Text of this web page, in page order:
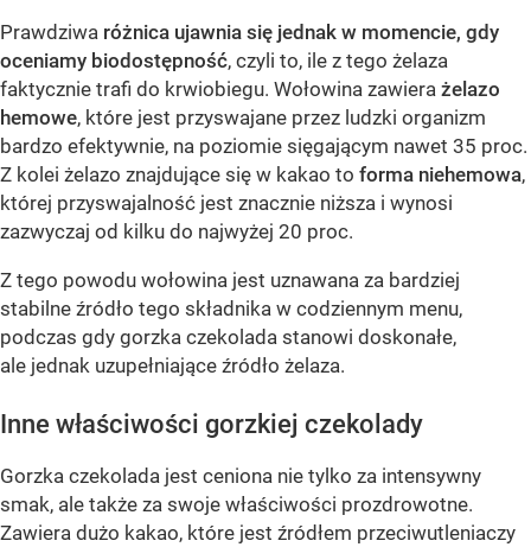
Prawdziwa różnica ujawnia się jednak w momencie, gdy
oceniamy biodostępność, czyli to, ile z tego żelaza
faktycznie trafi do krwiobiegu. Wołowina zawiera żelazo
hemowe, które jest przyswajane przez ludzki organizm
bardzo efektywnie, na poziomie sięgającym nawet 35 proc.
Z kolei żelazo znajdujące się w kakao to forma niehemowa,
której przyswajalność jest znacznie niższa i wynosi
zazwyczaj od kilku do najwyżej 20 proc.
Z tego powodu wołowina jest uznawana za bardziej
stabilne źródło tego składnika w codziennym menu,
podczas gdy gorzka czekolada stanowi doskonałe,
ale jednak uzupełniające źródło żelaza.
Inne właściwości gorzkiej czekolady
Gorzka czekolada jest ceniona nie tylko za intensywny
smak, ale także za swoje właściwości prozdrowotne.
Zawiera dużo kakao, które jest źródłem przeciwutleniaczy